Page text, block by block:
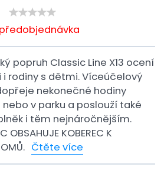
popruh Classic Line X13 ocení
rodiny s dětmi. Víceúčelový
nekonečné hodiny
v parku a poslouží také
i těm nejnáročnějším.
OBSAHUJE KOBEREC K
Čtěte více